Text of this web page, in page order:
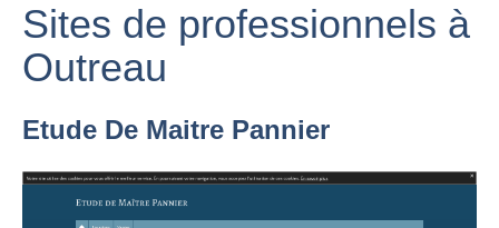
Sites de professionnels à
Outreau
Etude De Maitre Pannier